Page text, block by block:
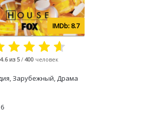
8.7
4.6из 5/ 400 человек
Зарубежный, Драма